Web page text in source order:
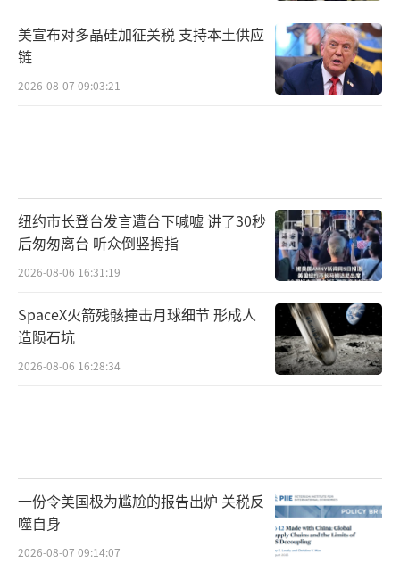
美宣布对多晶硅加征关税 支持本土供应
链
2026-08-07 09:03:21
纽约市长登台发言遭台下喊嘘 讲了30秒
后匆匆离台 听众倒竖拇指
2026-08-06 16:31:19
SpaceX火箭残骸撞击月球细节 形成人
造陨石坑
2026-08-06 16:28:34
一份令美国极为尴尬的报告出炉 关税反
噬自身
2026-08-07 09:14:07